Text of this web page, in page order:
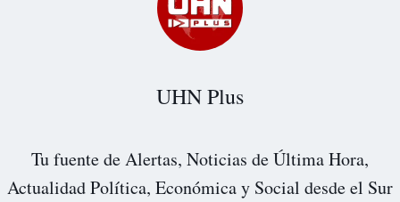
UHN Plus
Tu fuente de Alertas, Noticias de Última Hora,
Actualidad Política, Económica y Social desde el Sur